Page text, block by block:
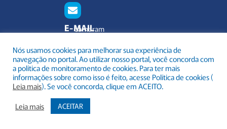
E-MAIL
camaram
barbacen
a.mg.gov.
br
Todos os direitos reservados a Câmara Municipal Barbacena
Nós usamos cookies para melhorar sua experiência de
navegação no portal. Ao utilizar nosso portal, você concorda com
a política de monitoramento de cookies. Para ter mais
informações sobre como isso é feito, acesse Política de cookies (
Leia mais). Se você concorda, clique em ACEITO.
Leia mais
ACEITAR